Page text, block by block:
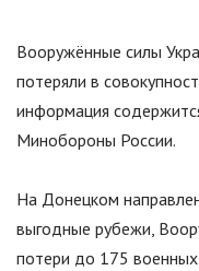
Вооружённые силы
потеряли в
информация
Минобороны России.
На Донецком
выгодные рубежи,
потери до 175